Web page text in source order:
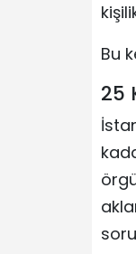
Bu
25